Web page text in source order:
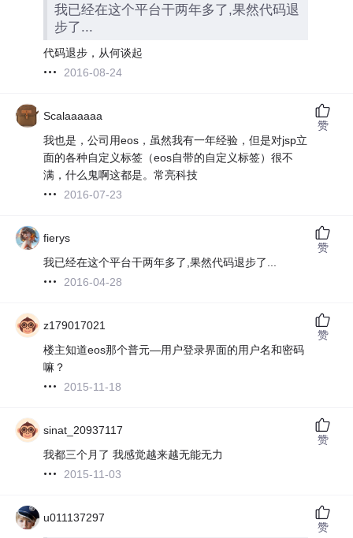
我已经在这个平台干两年多了,果然代码退
步了...
代码退步，从何谈起
2016-08-24
Scalaaaaaa
我也是，公司用eos，虽然我有一年经验，但是对jsp立
面的各种自定义标签（eos自带的自定义标签）很不
满，什么鬼啊这都是。常亮科技
2016-07-23
赞
fierys
我已经在这个平台干两年多了,果然代码退步了...
2016-04-28
赞
z179017021
楼主知道eos那个普元—用户登录界面的用户名和密码
嘛？
2015-11-18
赞
sinat_20937117
我都三个月了 我感觉越来越无能无力
2015-11-03
赞
u011137297
赞